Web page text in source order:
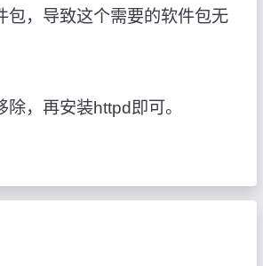
包，导致这个需要的软件包无
除，再安装httpd即可。